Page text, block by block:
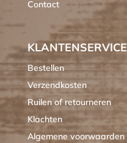
Contact
KLANTENSERVICE
Bestellen
Verzendkosten
Ruilen of retourneren
Klachten
Algemene voorwaarden